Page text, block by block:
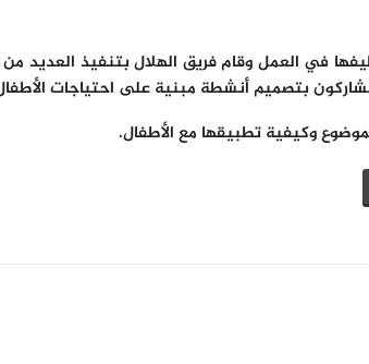
في العمل وقام فريق الهلال بتنفيذ
بتصميم أنشطة مبنية على احتياجات
وكيفية تطبيقها مع الأطفال.